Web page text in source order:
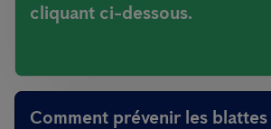
cliquant ci-dessous.
Comment prévenir les blattes